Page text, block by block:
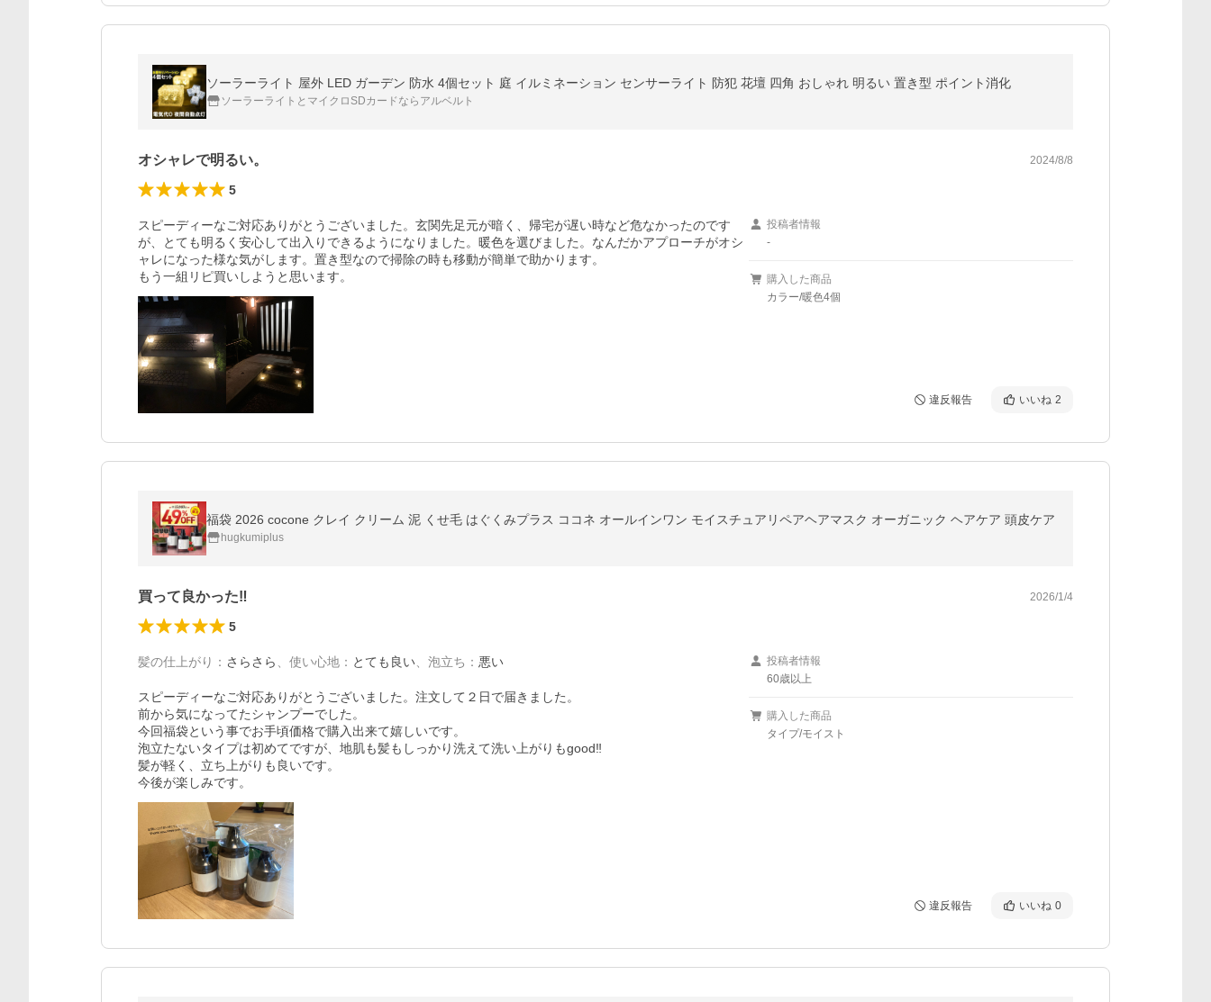
ソーラーライト 屋外 LED ガーデン 防水 4個セット 庭 イルミネーション センサーライト 防犯 花壇 四角 おしゃれ 明るい 置き型 ポイント消化
ソーラーライトとマイクロSDカードならアルベルト
オシャレで明るい。 2024/8/8
5
スピーディーなご対応ありがとうございました。玄関先足元が暗く、帰宅が遅い時など危なかったのです
が、とても明るく安心して出入りできるようになりました。暖色を選びました。なんだかアプローチがオシ
ャレになった様な気がします。置き型なので掃除の時も移動が簡単で助かります。
もう一組リピ買いしようと思います。
投稿者情報
-
購入した商品
カラー/暖色4個
違反報告 いいね 2
福袋 2026 cocone クレイ クリーム 泥 くせ毛 はぐくみプラス ココネ オールインワン モイスチュアリペアヘアマスク オーガニック ヘアケア 頭皮ケア
hugkumiplus
買って良かった‼️ 2026/1/4
5
髪の仕上がり ： さらさら 使い心地 ： とても良い 泡立ち ： 悪い
スピーディーなご対応ありがとうございました。注文して２日で届きました。
前から気になってたシャンプーでした。
今回福袋という事でお手頃価格で購入出来て嬉しいです。
泡立たないタイプは初めてですが、地肌も髪もしっかり洗えて洗い上がりもgood‼️
髪が軽く、立ち上がりも良いです。
投稿者情報
60歳以上
購入した商品
タイプ/モイスト
違反報告 いいね 0